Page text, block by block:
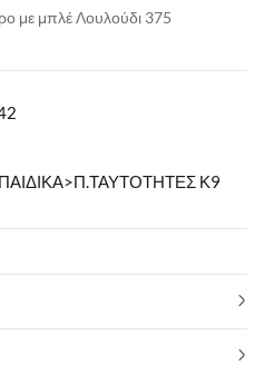
με μπλέ Λουλούδι 375
Κ9